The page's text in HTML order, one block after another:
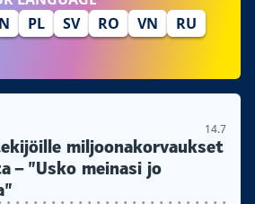
PL SV RO VN
RU
14.7
miljoonakorvaukset
– ”Usko meinasi jo